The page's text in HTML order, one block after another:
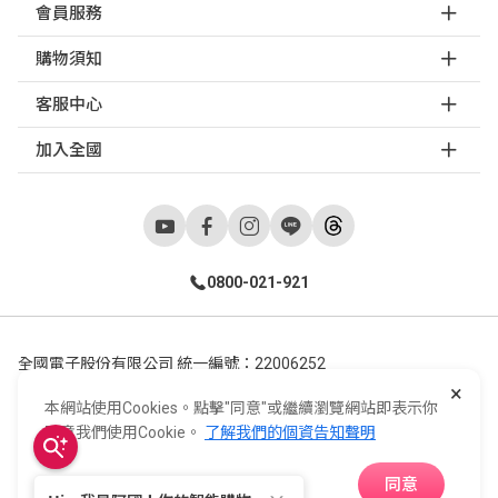
會員服務
購物須知
客服中心
加入全國
0800-021-921
全國電子股份有限公司 統一編號：22006252
Copyright ©2026© E-Life Co., Ltd. All Rights Reserved.
×
本網站使用Cookies。點擊"同意"或繼續瀏覽網站即表示你
同意我們使用Cookie。 了解我們的個資告知聲明
同意